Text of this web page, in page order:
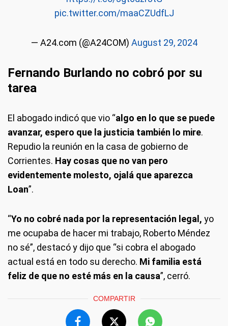
pic.twitter.com/maaCZUdfLJ
— A24.com (@A24COM) August 29, 2024
Fernando Burlando no cobró por su
tarea
El abogado indicó que vio “algo en lo que se puede
avanzar, espero que la justicia también lo mire.
Repudio la reunión en la casa de gobierno de
Corrientes. Hay cosas que no van pero
evidentemente molesto, ojalá que aparezca
Loan”.
“Yo no cobré nada por la representación legal, yo
me ocupaba de hacer mi trabajo, Roberto Méndez
no sé”, destacó y dijo que “si cobra el abogado
actual está en todo su derecho. Mi familia está
feliz de que no esté más en la causa”, cerró.
COMPARTIR